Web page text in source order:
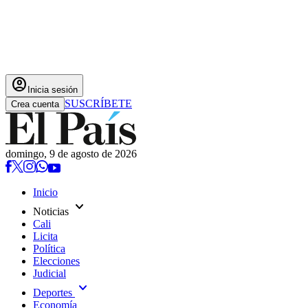
account_circle Inicia sesión
Crea cuenta SUSCRÍBETE
domingo, 9 de agosto de 2026
Inicio
Noticias expand_more
Cali
Licita
Política
Elecciones
Judicial
Deportes expand_more
Economía